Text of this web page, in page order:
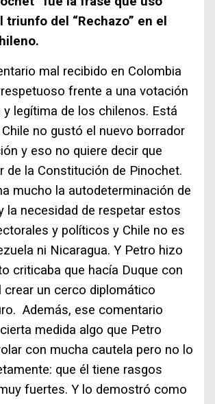
del “Rechazo” en el
mal recibido en Colombia
frente a una votación
legítima de los chilenos. Está
no gustó el nuevo borrador
y eso no quiere decir que
de la Constitución de Pinochet.
mucho la autodeterminación de
la necesidad de respetar estos
y políticos y Chile no es
ni Nicaragua. Y Petro hizo
criticaba que hacía Duque con
crear un cerco diplomático
Además, ese comentario
medida algo que Petro
con mucha cautela pero no lo
que él tiene rasgos
fuertes. Y lo demostró como